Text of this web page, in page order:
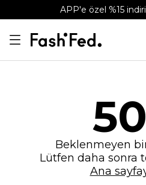
APP'e özel %15
Beklenmeyen
Lütfen daha sonra
Ana